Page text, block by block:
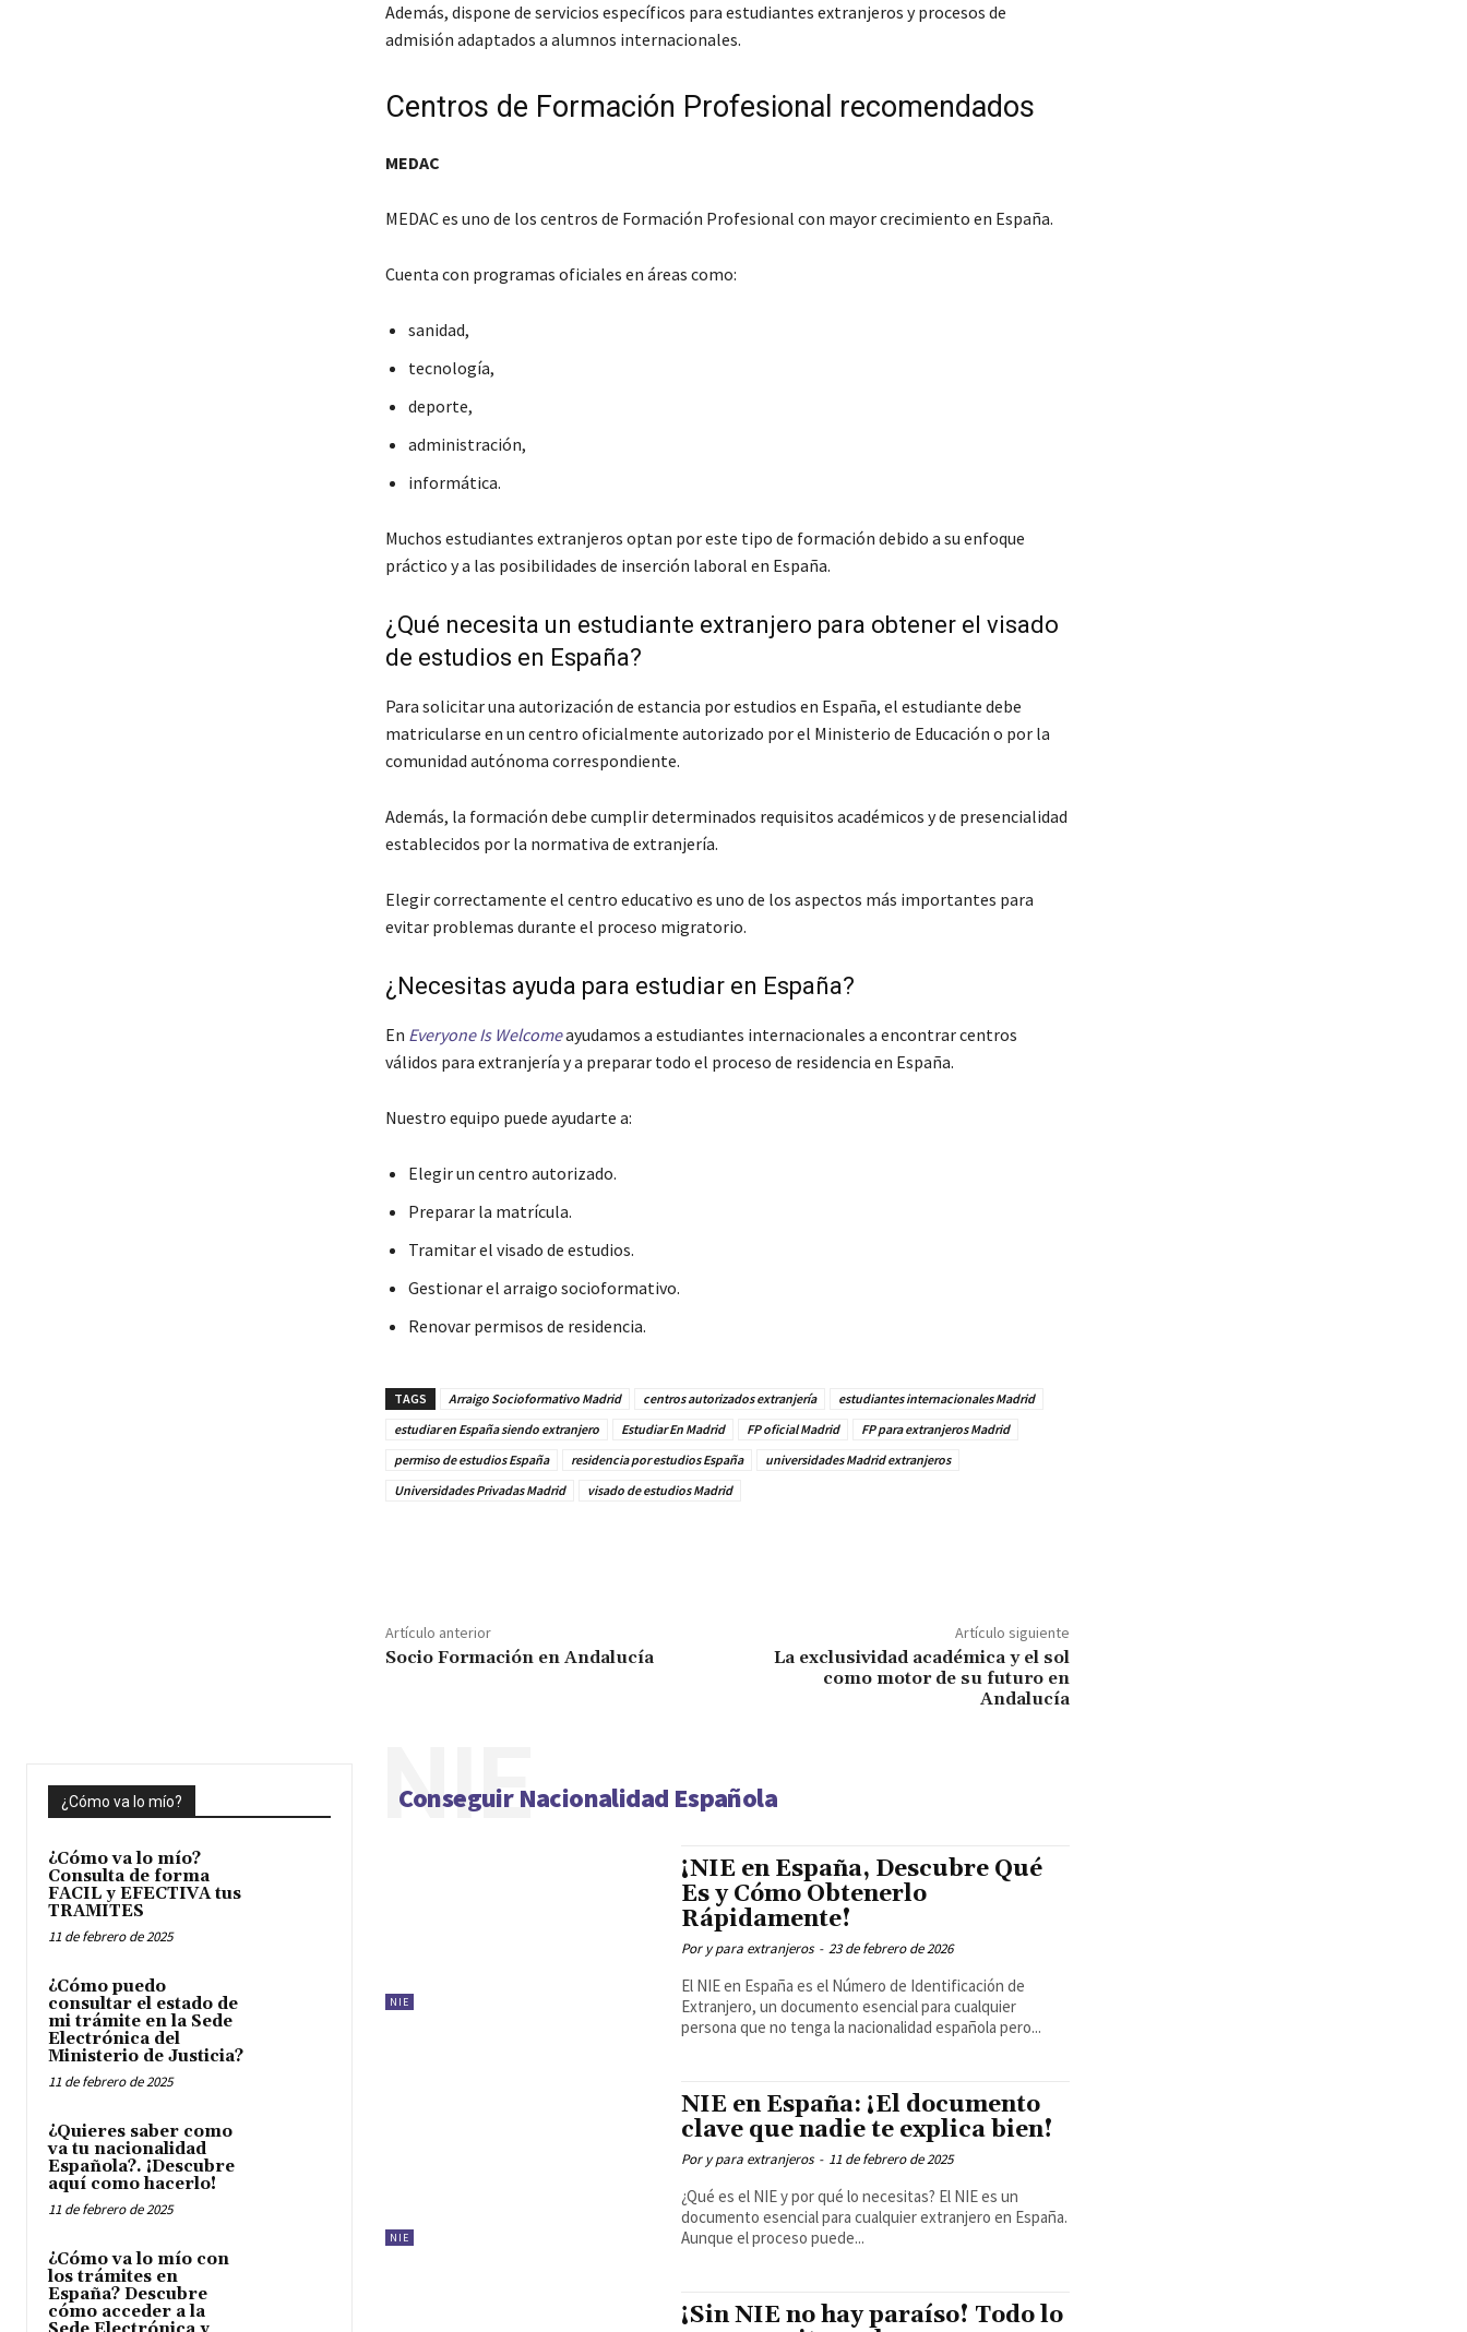
Además, dispone de servicios específicos para estudiantes extranjeros y procesos de
admisión adaptados a alumnos internacionales.
Centros de Formación Profesional recomendados
MEDAC
MEDAC es uno de los centros de Formación Profesional con mayor crecimiento en España.
Cuenta con programas oficiales en áreas como:
sanidad,
tecnología,
deporte,
administración,
informática.
Muchos estudiantes extranjeros optan por este tipo de formación debido a su enfoque
práctico y a las posibilidades de inserción laboral en España.
¿Qué necesita un estudiante extranjero para obtener el visado
de estudios en España?
Para solicitar una autorización de estancia por estudios en España, el estudiante debe
matricularse en un centro oficialmente autorizado por el Ministerio de Educación o por la
comunidad autónoma correspondiente.
Además, la formación debe cumplir determinados requisitos académicos y de presencialidad
establecidos por la normativa de extranjería.
Elegir correctamente el centro educativo es uno de los aspectos más importantes para
evitar problemas durante el proceso migratorio.
¿Necesitas ayuda para estudiar en España?
En Everyone Is Welcomeayudamos a estudiantes internacionales a encontrar centros
válidos para extranjería y a preparar todo el proceso de residencia en España.
Nuestro equipo puede ayudarte a:
Elegir un centro autorizado.
Preparar la matrícula.
Tramitar el visado de estudios.
Gestionar el arraigo socioformativo.
Renovar permisos de residencia.
TAGS Arraigo Socioformativo Madrid centros autorizados extranjería
estudiantes internacionales Madrid
estudiar en España siendo extranjero
Estudiar En Madrid FP oficial Madrid
FP para extranjeros Madrid
permiso de estudios España
residencia por estudios España
universidades Madrid extranjeros
Universidades Privadas Madrid
visado de estudios Madrid
Artículo anterior
Socio Formación en Andalucía
Artículo siguiente
La exclusividad académica y el sol
como motor de su futuro en
Andalucía
¿Cómo va lo mío?
¿Cómo va lo mío?
Consulta de forma
FACIL y EFECTIVA tus
TRAMITES
11 de febrero de 2025
¿Cómo puedo
consultar el estado de
mi trámite en la Sede
Electrónica del
Ministerio de Justicia?
11 de febrero de 2025
¿Quieres saber como
va tu nacionalidad
Española?. ¡Descubre
aquí como hacerlo!
11 de febrero de 2025
¿Cómo va lo mío con
los trámites en
España? Descubre
cómo acceder a la
Conseguir Nacionalidad Española
NIE
NIE
¡NIE en España, Descubre Qué
Es y Cómo Obtenerlo
Rápidamente!
Por y para extranjeros - 23 de febrero de 2026
El NIE en España es el Número de Identificación de
Extranjero, un documento esencial para cualquier
persona que no tenga la nacionalidad española pero...
NIE
NIE en España: ¡El documento
clave que nadie te explica bien!
Por y para extranjeros - 11 de febrero de 2025
¿Qué es el NIE y por qué lo necesitas? El NIE es un
documento esencial para cualquier extranjero en España.
Aunque el proceso puede...
¡Sin NIE no hay paraíso! Todo lo